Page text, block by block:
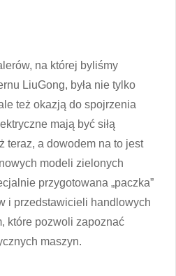
na której byliśmy
LiuGong, była nie tylko
też okazją do spojrzenia
mają być siłą
teraz, a dowodem na to jest
modeli zielonych
przygotowana „paczka”
i przedstawicieli handlowych
które pozwoli zapoznać
maszyn.